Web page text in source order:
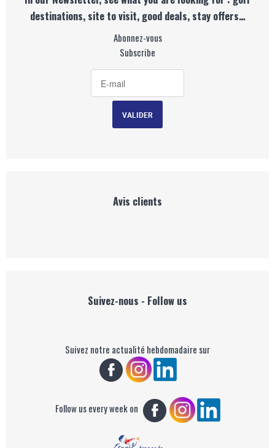
destinations, site to visit, good deals, stay offers…
Abonnez-vous
Subscribe
Avis clients
Suivez-nous - Follow us
Suivez notre actualité hebdomadaire sur
Follow us every week on